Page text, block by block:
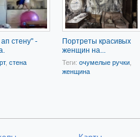
стену" -
, стена
Портреты красивых
женщин на...
Теги: очумелые ручки
женщина